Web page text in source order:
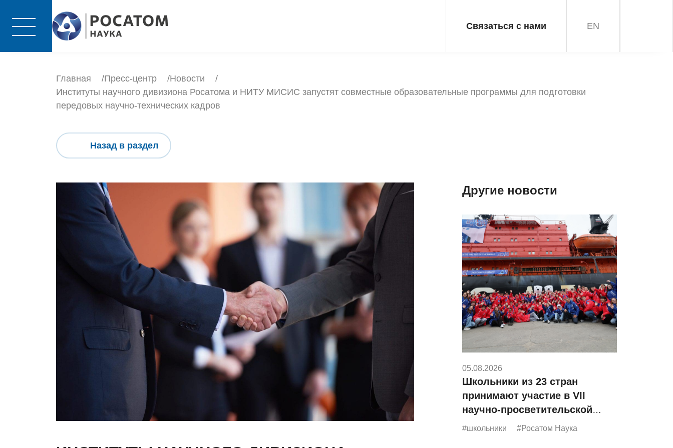
Связаться с нами EN
Главная Пресс-центр
Новости
Институты научного дивизиона Росатома и НИТУ МИСИС запустят совместные образовательные программы для подготовки
передовых научно-технических кадров
Назад в раздел
Другие новости
05.08.2026
Школьники из 23 стран
принимают участие в VII
научно-просветительской
экспедиции «Росатома»
#школьники #Росатом Наука